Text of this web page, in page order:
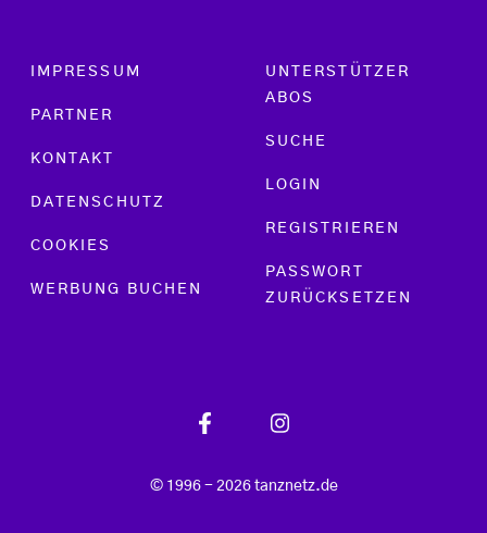
Footer menu
IMPRESSUM
PARTNER
KONTAKT
DATENSCHUTZ
COOKIES
WERBUNG BUCHEN
UNTERSTÜTZER
ABOS
SUCHE
LOGIN
REGISTRIEREN
PASSWORT
ZURÜCKSETZEN
© 1996 - 2026 tanznetz.de